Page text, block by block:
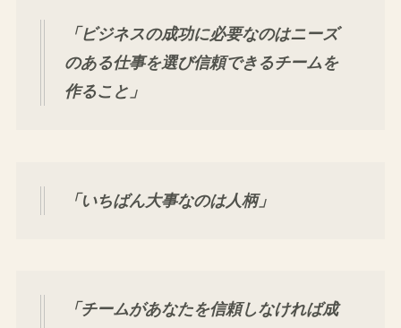
「ビジネスの成功に必要なのはニーズ
のある仕事を選び信頼できるチームを
作ること」
「いちばん大事なのは人柄」
「チームがあなたを信頼しなければ成